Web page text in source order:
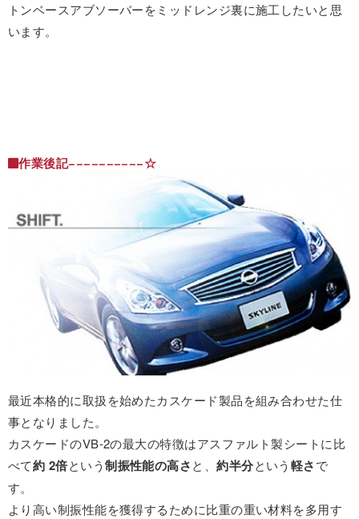
トンベースアブソーバーをミッドレンジ裏に施工したいと思
います。
作業後記−−−−−−−−−−☆
最近本格的に取扱を始めたカスケード製品を組み合わせた仕
事となりました。
カスケードのVB-2の最大の特徴はアスファルト製シートに比
べて約 2倍という制振性能の高さと、約半分という 軽さで
す。
より高い制振性能を獲得するために比重の重い材料を多用す